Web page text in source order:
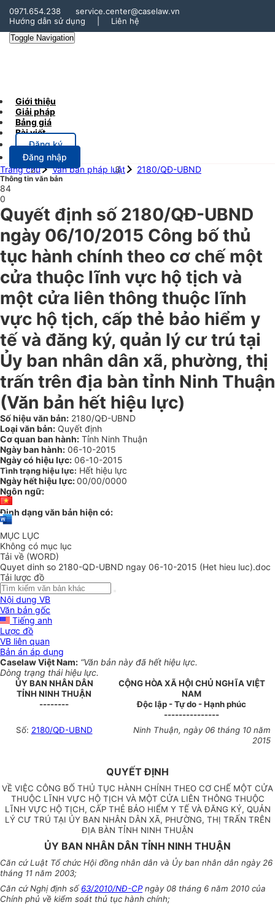
0971.654.238
service.center@caselaw.vn
Hướng dẫn sử dụng
Liên hệ
Toggle Navigation
Giới thiệu
Giải pháp
Bảng giá
Bài viết
Đăng ký
Đăng nhập
Trang chủ
Văn bản pháp luật 2180/QĐ-UBND
Thông tin văn bản
84
0
Quyết định số 2180/QĐ-UBND
ngày 06/10/2015 Công bố thủ
tục hành chính theo cơ chế một
cửa thuộc lĩnh vực hộ tịch và
một cửa liên thông thuộc lĩnh
vực hộ tịch, cấp thẻ bảo hiểm y
tế và đăng ký, quản lý cư trú tại
Ủy ban nhân dân xã, phường, thị
trấn trên địa bàn tỉnh Ninh Thuận
(Văn bản hết hiệu lực)
Số hiệu văn bản: 2180/QĐ-UBND
Loại văn bản: Quyết định
Cơ quan ban hành: Tỉnh Ninh Thuận
Ngày ban hành: 06-10-2015
Ngày có hiệu lực: 06-10-2015
Tình trạng hiệu lực: Hết hiệu lực
Ngày hết hiệu lực:00/00/0000
Ngôn ngữ:
Định dạng văn bản hiện có:
MỤC LỤC
Không có mục lục
Tải về (WORD)
Quyet dinh so 2180-QD-UBND ngay 06-10-2015 (Het hieu luc).doc
Tải lược đồ
Nội dung VB
Văn bản gốc
Tiếng anh
Lược đồ
VB liên quan
Bản án áp dụng
Caselaw Việt Nam: “Văn bản này đã hết hiệu lực.
Dòng trạng thái hiệu lực.
ỦY BAN NHÂN DÂN
TỈNH NINH THUẬN
--------
CỘNG HÒA XÃ HỘI CHỦ NGHĨA VIỆT
NAM
Độc lập - Tự do - Hạnh phúc
---------------
Số: 2180/QĐ-UBND
Ninh Thuận, ngày 06 tháng 10 năm
2015
QUYẾT ĐỊNH
VỀ VIỆC CÔNG BỐ THỦ TỤC HÀNH CHÍNH THEO CƠ CHẾ MỘT CỬA
THUỘC LĨNH VỰC HỘ TỊCH VÀ MỘT CỬA LIÊN THÔNG THUỘC
LĨNH VỰC HỘ TỊCH, CẤP THẺ BẢO HIỂM Y TẾ VÀ ĐĂNG KÝ, QUẢN
LÝ CƯ TRÚ TẠI ỦY BAN NHÂN DÂN XÃ, PHƯỜNG, THỊ TRẤN TRÊN
ĐỊA BÀN TỈNH NINH THUẬN
ỦY BAN NHÂN DÂN TỈNH NINH THUẬN
Căn cứ Luật Tổ chức Hội đồng nhân dân và Ủy ban nhân dân ngày 26
tháng 11 năm 2003;
Căn cứ Nghị định số 63/2010/NĐ-CPngày 08 tháng 6 năm 2010 của
Chính phủ về kiểm soát thủ tục hành chính;